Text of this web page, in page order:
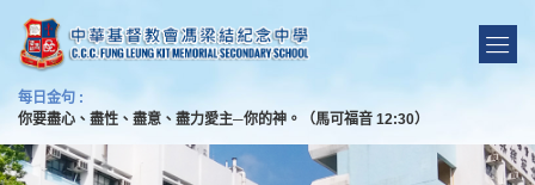
每日金句 :
你要盡心、盡性、盡意、盡力愛主─你的神。（馬可福音 12:30）